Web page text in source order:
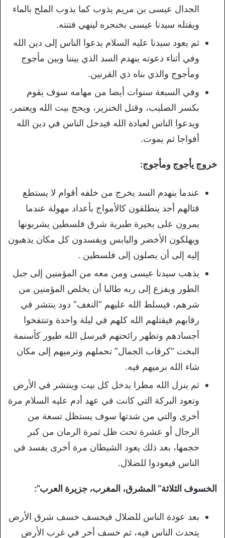
الجدال عيسى بن مريم يذوب كما يذوب الملح بالماء
ويقتله سيدنا عيسى بخنجره لينهي فتنته.
ثم يعود سيدنا عليه السلام يدعوا الناس إلى دين الله
وفي أثناء دعوته ينهدم السد الذي بيننا وبين مأجوج
ومأجوج والذي بناه ذي القرنين.
وفي السبعة سنوات أيضا من مهامه سوف يقوم
بكسر الصليب، وقتل الخنزير، ويحج بيت الله ويعتمر،
ويدعوا الناس لعبادة الله فيدخل الناس في دين الله
أفواجا ثم يموت.
خروج يأجوج ومأجوج:
عندما ينهدم السد يخرج من خلفه أقوام لا يستطع
قتالهم أحد ينطلقون كالأمواج بأعداد مهولة عندما
يمرون على بحيرة طبرية شرق فلسطين يشربونها
ويهلكون الأخضر واليابس ويفسدون كل مكان يذهبون
إليه إلى أن يصلون إلى فلسطين .
يذهب سيدنا عيسى ومن معه من المؤمنين إلى جبل
الطور ويفزع إلى ربه طالبا أن يخلص المؤمنين من
شرهم، فيسلط الله عليهم “النغف” دود ينتشر في
رقابهم فيقتلهم الله كلهم في ليلة واحدة وتنتفخوا
أجسادهم وتظهر رائحتهم فيرسل الله طيور كأسنمة
البخت “كرقاب الجمال” تحملهم وترميهم إلى مكان
شاء الله برميهم فيه.
ثم ينزل الله مطرا يدخل كل بيت وينتشر في الأرض
وتعود البركة التي كانت في عهد أدم عليه السلام مرة
أخرى والتي من شدتها سوف يستظل تسعة من
الرجال أو عشرة تحت ظل ثمرة الرمان من كبر
حجمها، بعد ذلك يعود الشيطان مرة أخرى يفسد في
الناس فيعودوا للضلال.
الخسوف الثلاثة” المشرق، المغرب، جزيرة العرب”:
بعد عودة الناس للضلال فيخسف خسف شرق الأرض
يتحدث الناس فيه، ثم خسف أخر في غرب الأرض